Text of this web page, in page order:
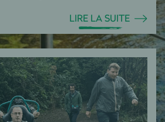
LIRE LA SUITE